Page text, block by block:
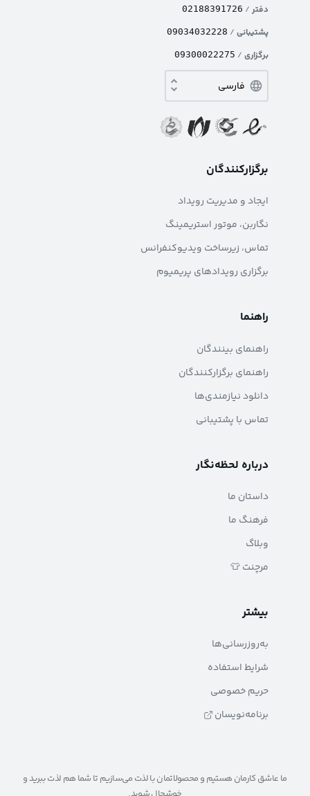
دفتر /
02188391726
پشتیبانی /
09034032228
برگزاری /
09300022275
برگزارکنندگان
ایجاد و مدیریت رویداد
نگاربن، موتور استریمینگ
تماس، زیرساخت ویدیوکنفرانس
برگزاری رویدادهای پریمیوم
راهنما
راهنمای بینندگان
راهنمای برگزارکنندگان
دانلود نیازمندی‌ها
تماس با پشتیبانی
درباره لحظه‌نگار
داستان ما
فرهنگ ما
وبلاگ
مرچنت 👕
بیشتر
به‌روزرسانی‌ها
شرایط استفاده
حریم خصوصی
برنامه‌نویسان
ما عاشق کارمان هستیم و محصولاتمان با لذت می‌سازیم تا شما هم لذت ببرید و